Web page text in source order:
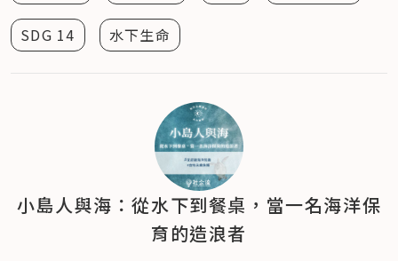
SDG 14 水下生命
小島人與海：從水下到餐桌，當一名海洋保
育的造浪者